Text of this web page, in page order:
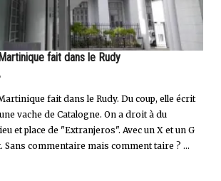
fait dans le Rudy
fait dans le Rudy. Du coup, elle écrit
vache de Catalogne. On a droit à du
et place de "Extranjeros". Avec un X et un G
Sans commentaire mais comment taire ? ...